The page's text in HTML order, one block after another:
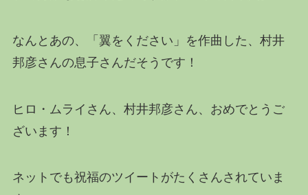
なんとあの、「翼をください」を作曲した、村井
邦彦さんの息子さんだそうです！
ヒロ・ムライさん、村井邦彦さん、おめでとうご
ざいます！
ネットでも祝福のツイートがたくさんされていま